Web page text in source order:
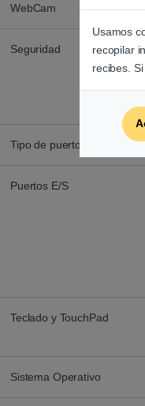
WebCam
Seguridad
Tipo de puerto de carga
Puertos E/S
Teclado y TouchPad
Sistema Operativo
Usamos
recopilar
recibes.